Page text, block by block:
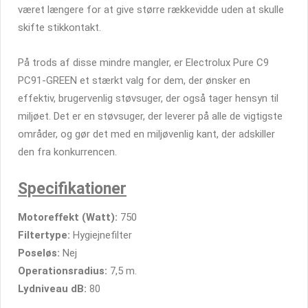
været længere for at give større rækkevidde uden at skulle
skifte stikkontakt.
På trods af disse mindre mangler, er Electrolux Pure C9
PC91-GREEN et stærkt valg for dem, der ønsker en
effektiv, brugervenlig støvsuger, der også tager hensyn til
miljøet. Det er en støvsuger, der leverer på alle de vigtigste
områder, og gør det med en miljøvenlig kant, der adskiller
den fra konkurrencen.
Specifikationer
Motoreffekt (Watt): 750
Filtertype: Hygiejnefilter
Poseløs: Nej
Operationsradius: 7,5 m.
Lydniveau dB: 80